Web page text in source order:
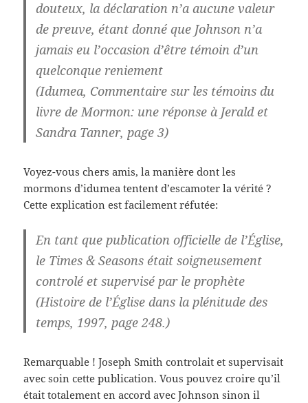
douteux, la déclaration n’a aucune valeur
de preuve, étant donné que Johnson n’a
jamais eu l’occasion d’être témoin d’un
quelconque reniement
(Idumea, Commentaire sur les témoins du
livre de Mormon: une réponse à Jerald et
Sandra Tanner, page 3)
Voyez-vous chers amis, la manière dont les
mormons d’idumea tentent d’escamoter la vérité ?
Cette explication est facilement réfutée:
En tant que publication officielle de l’Église,
le Times & Seasons était soigneusement
controlé et supervisé par le prophète
(Histoire de l’Église dans la plénitude des
temps, 1997, page 248.)
Remarquable ! Joseph Smith controlait et supervisait
avec soin cette publication. Vous pouvez croire qu’il
était totalement en accord avec Johnson sinon il